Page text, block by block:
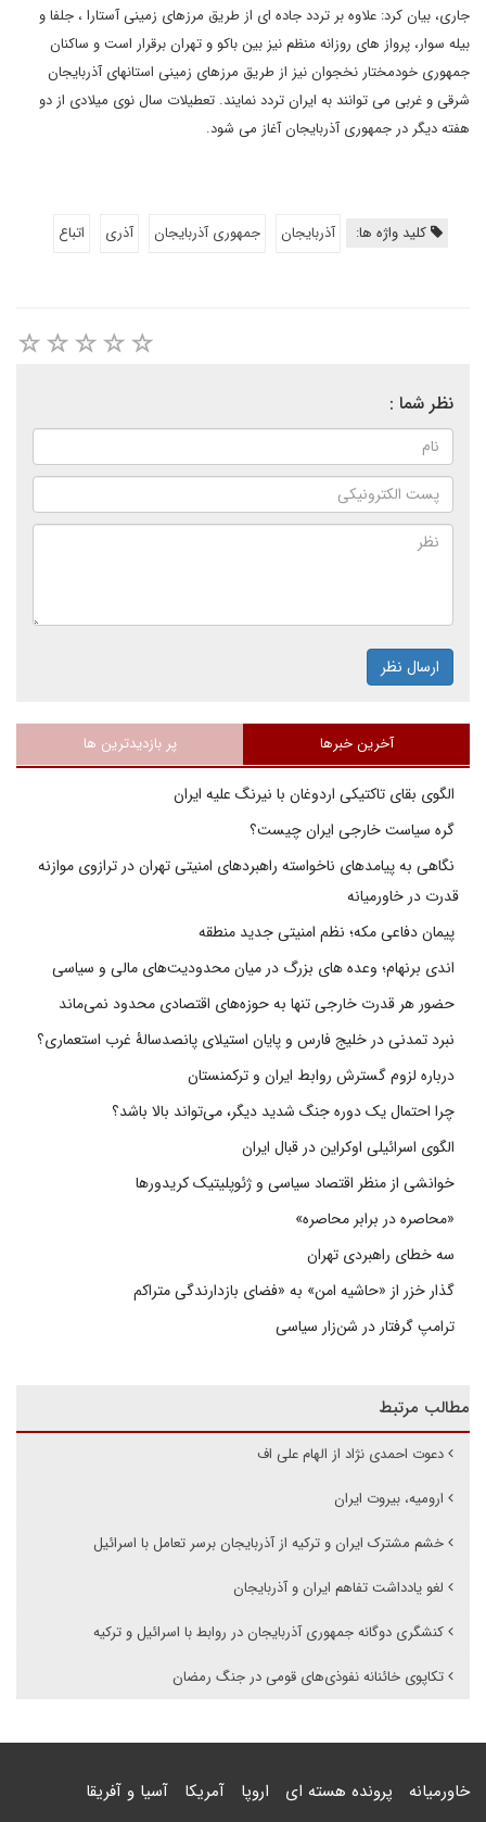
جاری، بیان کرد: علاوه بر تردد جاده ای از طریق مرزهای زمینی آستارا ، جلفا و
بیله سوار، پرواز های روزانه منظم نیز بین باکو و تهران برقرار است و ساکنان
جمهوری خودمختار نخجوان نیز از طریق مرزهای زمینی استانهای آذربایجان
شرقی و غربی می توانند به ایران تردد نمایند. تعطیلات سال نوی میلادی از دو
هفته دیگر در جمهوری آذربایجان آغاز می شود.
کلید واژه ها: آذربایجان جمهوری آذربایجان آذری اتباع
نظر شما :
ارسال نظر
آخرین خبرها پر بازدیدترین ها
الگوی بقای تاکتیکی اردوغان با نیرنگ علیه ایران
گره سیاست خارجی ایران چیست؟
نگاهی به پیامدهای ناخواسته راهبردهای امنیتی تهران در ترازوی موازنه
قدرت در خاورمیانه
پیمان دفاعی مکه؛ نظم امنیتی جدید منطقه
اندی برنهام؛ وعده های بزرگ در میان محدودیت‌های مالی و سیاسی
حضور هر قدرت خارجی تنها به حوزه‌های اقتصادی محدود نمی‌ماند
نبرد تمدنی در خلیج فارس و پایان استیلای پانصدسالۀ غرب استعماری؟
درباره لزوم گسترش روابط ایران و ترکمنستان
چرا احتمال یک دوره جنگ شدید دیگر، می‌تواند بالا باشد؟
الگوی اسرائیلی اوکراین در قبال ایران
خوانشی از منظر اقتصاد سیاسی و ژئوپلیتیک کریدورها
«محاصره در برابر محاصره»
سه خطای راهبردی تهران
گذار خزر از «حاشیه امن» به «فضای بازدارندگی متراکم
ترامپ گرفتار در شن‌زار سیاسی
مطالب مرتبط
دعوت احمدی نژاد از الهام علی اف
ارومیه، بیروت ایران
خشم مشترک ایران و ترکیه از آذربایجان برسر تعامل با اسرائیل
لغو یادداشت تفاهم ایران و آذربایجان
کنشگری دوگانه جمهوری آذربایجان در روابط با اسرائیل و ترکیه
تکاپوی خائنانه نفوذی‌های قومی در جنگ رمضان
خاورمیانه پرونده هسته ای اروپا آمریکا آسیا و آفریقا